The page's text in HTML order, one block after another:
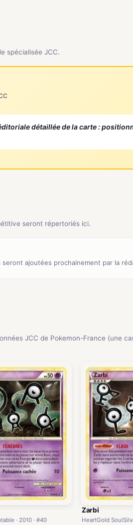
spécialisée JCC.
détaillée de la carte :
seront répertoriés ici.
seront ajoutées prochainement par la
JCC de Pokemon-France (une
· 2010 · #40
Zarbi
HeartGold